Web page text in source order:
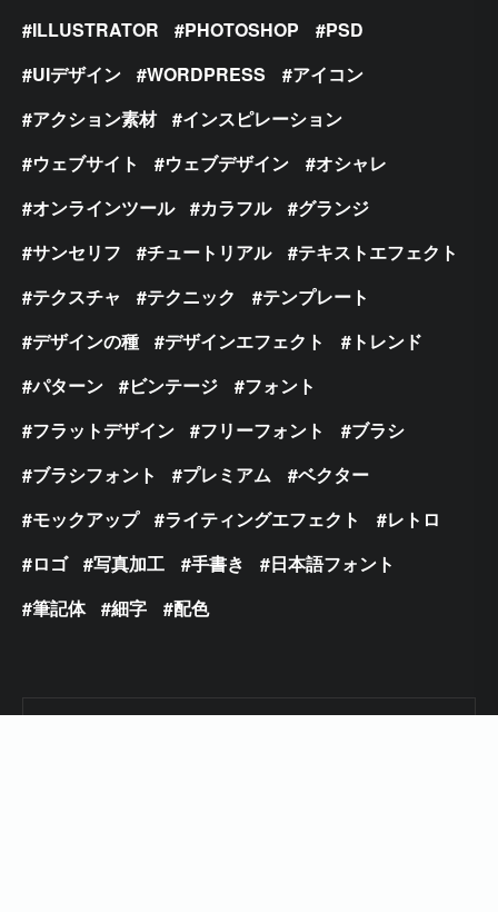
ILLUSTRATOR
PHOTOSHOP
PSD
UIデザイン
WORDPRESS
アイコン
アクション素材
インスピレーション
ウェブサイト
ウェブデザイン
オシャレ
オンラインツール
カラフル
グランジ
サンセリフ
チュートリアル
テキストエフェクト
テクスチャ
テクニック
テンプレート
デザインの種
デザインエフェクト
トレンド
パターン
ビンテージ
フォント
フラットデザイン
フリーフォント
ブラシ
ブラシフォント
プレミアム
ベクター
モックアップ
ライティングエフェクト
レトロ
ロゴ
写真加工 手書き
日本語フォント
筆記体
細字 配色